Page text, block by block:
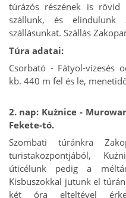
túrázós részének is rövid
szállunk, és elindulunk
szállásunkat. Szállás
Túra adatai:
Csorbató - Fátyol-vízesés
kb. 440 m fel és le,
2. nap:
Fekete-tó.
Szombati túránkra
turistaközpontjából,
úticélunk pedig a
Kisbuszokkal jutunk el
két óra elteltével